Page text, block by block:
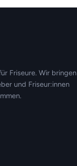
Friseure. Wir bringen
und Friseur:innen